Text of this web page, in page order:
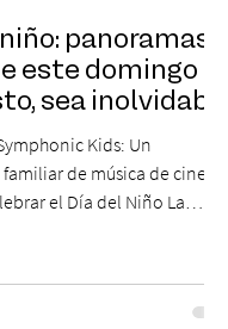
panoramas
este domingo 09
sea inolvidable
Kids: Un
de música de cine en
el Día del Niño La
e inolvidable con motivo del
El espectáculo Hollywood